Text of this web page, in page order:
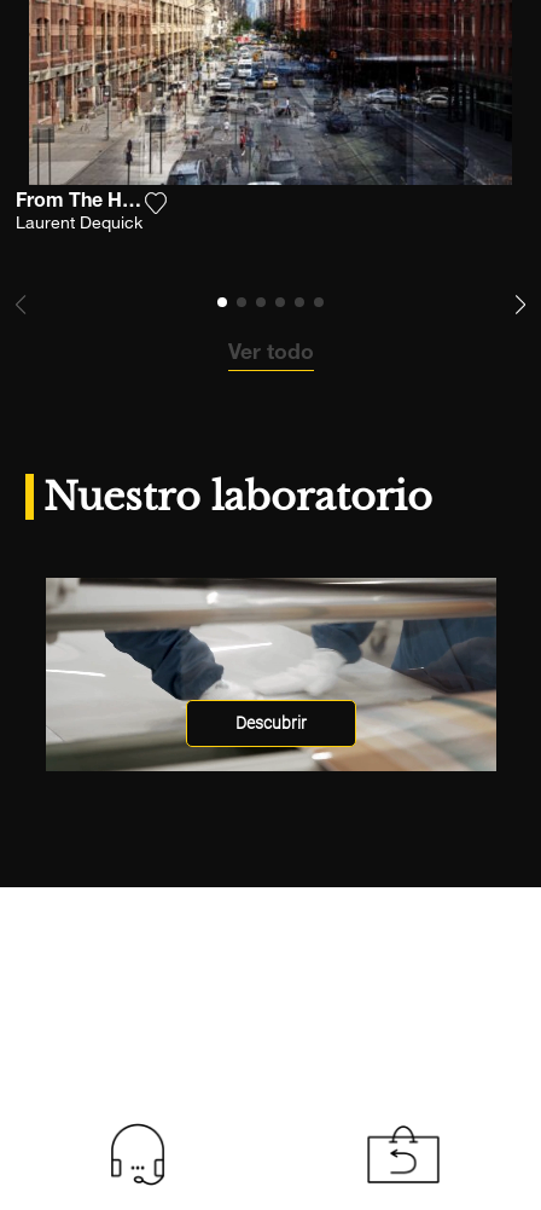
From The High Line
Laurent Dequick
Ver todo
Nuestro laboratorio
Descubrir